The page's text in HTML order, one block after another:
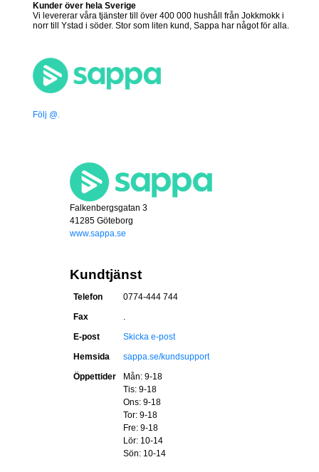
Kunder över hela Sverige
Vi levererar våra tjänster till över 400 000 hushåll från Jokkmokk i
norr till Ystad i söder. Stor som liten kund, Sappa har något för alla.
Följ @.
Falkenbergsgatan 3
41285 Göteborg
www.sappa.se
Kundtjänst
Telefon
0774-444 744
Fax
.
E-post
Skicka e-post
Hemsida
sappa.se/kundsupport
Öppettider
Mån: 9-18
Tis: 9-18
Ons: 9-18
Tor: 9-18
Fre: 9-18
Lör: 10-14
Sön: 10-14